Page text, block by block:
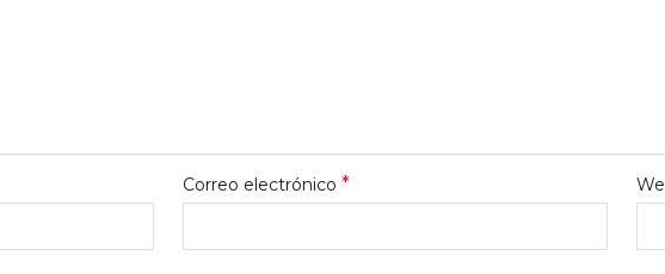
Correo electrónico*